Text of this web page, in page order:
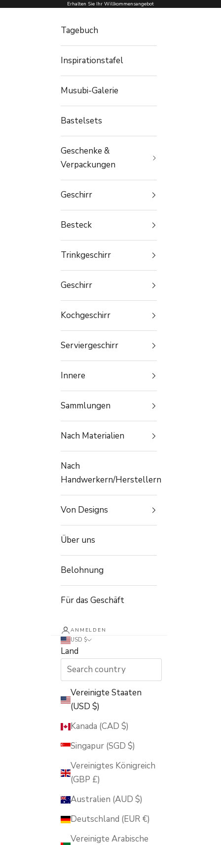
Zum Inhalt springenErhalten Sie Ihr Willkommensangebot
Tagebuch
Inspirationstafel
Musubi-Galerie
Bastelsets
Geschenke &
Verpackungen
Geschirr
Besteck
Trinkgeschirr
Geschirr
Kochgeschirr
Serviergeschirr
Innere
Sammlungen
Nach Materialien
Nach
Handwerkern/Herstellern
Von Designs
Über uns
Belohnung
Für das Geschäft
ANMELDEN
USD $
Land
Vereinigte Staaten
(USD $)
Kanada (CAD $)
Singapur (SGD $)
Vereinigtes Königreich
(GBP £)
Australien (AUD $)
Deutschland (EUR €)
Vereinigte Arabische